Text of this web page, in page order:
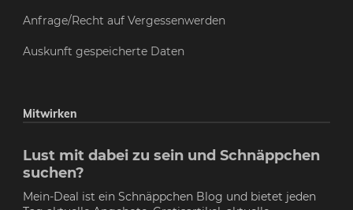
Anfrage/Recht auf Vergessenwerden
Auskunft gespeicherte Daten
Mitwirken
Lust mit dabei zu sein und Schnäppchen
suchen?
Mein-Deal ist ein Schnäppchen Blog und bietet jeden